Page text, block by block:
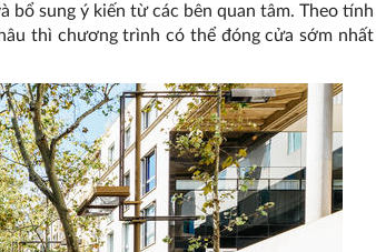
sung ý kiến từ các bên quan tâm. Theo tính
thì chương trình có thể đóng cửa sớm nhất